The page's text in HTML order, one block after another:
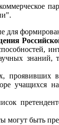
для
проявивших
учащихся
могут быть